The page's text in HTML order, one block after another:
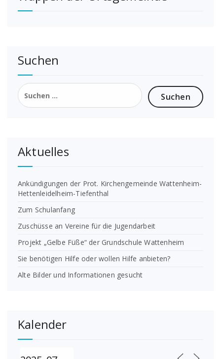
Suchen
Suchen
nach:
Aktuelles
Ankündigungen der Prot. Kirchengemeinde Wattenheim-
Hettenleidelheim-Tiefenthal
Zum Schulanfang
Zuschüsse an Vereine für die Jugendarbeit
Projekt „Gelbe Füße“ der Grundschule Wattenheim
Sie benötigen Hilfe oder wollen Hilfe anbieten?
Alte Bilder und Informationen gesucht
Kalender